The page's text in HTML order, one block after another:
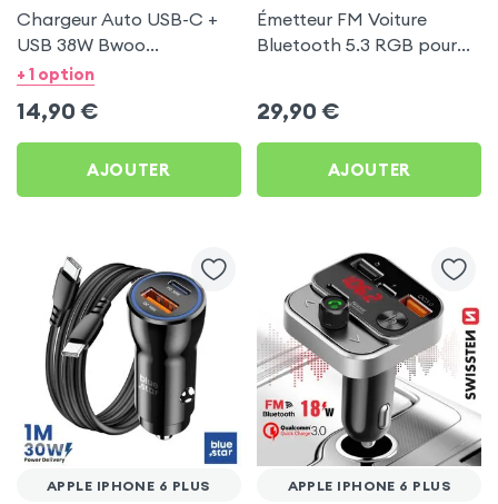
Chargeur Auto USB-C +
USB 38W Bwoo
Transparent pour Apple
+ 1 option
14,90 €
AJOUTER
Émetteur FM Voiture
Bluetooth 5.3 RGB pour
29,90 €
AJOUTER
APPLE IPHONE 6 PLUS APPLE IPHONE 6 PLUS